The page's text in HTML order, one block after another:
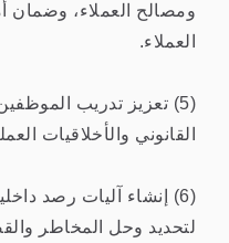
ومصالح العملاء،
العملاء.
(5) تعزيز تدريب
القانوني والأخلاقيات
(6) إنشاء آليات رصد
لتحديد وحل المخاطر